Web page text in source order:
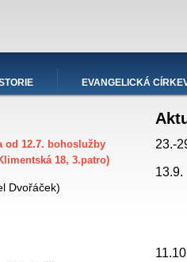
EVANGELICKÁ
od 12.7. bohoslužby
18, 3.patro)
Dvořáček)
23.-